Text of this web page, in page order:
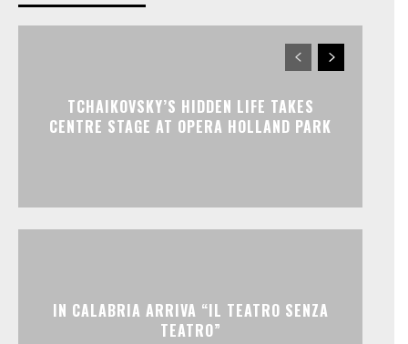
TCHAIKOVSKY’S HIDDEN LIFE TAKES
CENTRE STAGE AT OPERA HOLLAND PARK
IN CALABRIA ARRIVA “IL TEATRO SENZA
TEATRO”